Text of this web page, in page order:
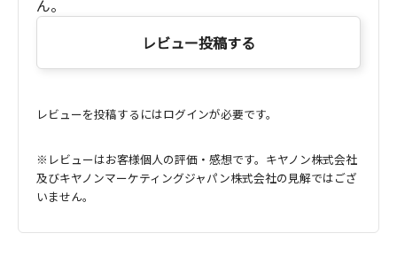
ん。
レビュー投稿する
レビューを投稿するにはログインが必要です。
※レビューはお客様個人の評価・感想です。キヤノン株式会社
及びキヤノンマーケティングジャパン株式会社の見解ではござ
いません。